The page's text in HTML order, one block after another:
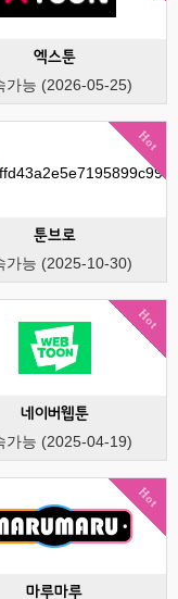
엑스툰
가능 (2026-05-25)
Hot
툰브로
가능 (2025-10-30)
Hot
네이버웹툰
가능 (2025-04-19)
Hot
마루마루